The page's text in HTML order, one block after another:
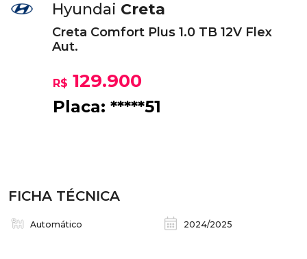
Hyundai Creta
Creta Comfort Plus 1.0 TB 12V Flex
Aut.
R$ 129.900
Placa: *****51
FICHA TÉCNICA
Automático 2024/2025